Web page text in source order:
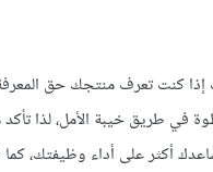
إذا كنت تعرف منتجك حق
طريق خيبة الأمل، لذا تأكد
أكثر على أداء وظيفتك،